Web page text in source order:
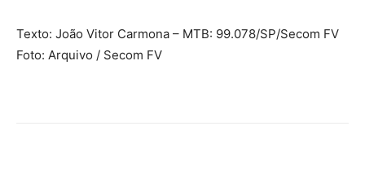
Texto: João Vitor Carmona – MTB: 99.078/SP/Secom FV
Foto: Arquivo / Secom FV